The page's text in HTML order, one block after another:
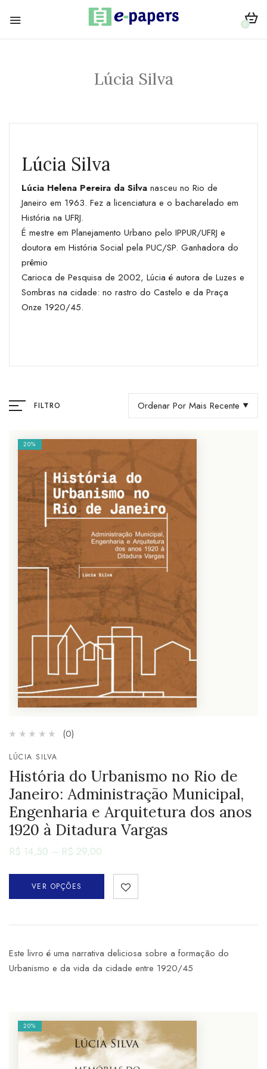
0
Lúcia Silva
Lúcia Silva
Lúcia Helena Pereira da Silva nasceu no Rio de
Janeiro em 1963. Fez a licenciatura e o bacharelado em
História na UFRJ.
É mestre em Planejamento Urbano pelo IPPUR/UFRJ e
doutora em História Social pela PUC/SP. Ganhadora do
prêmio
Carioca de Pesquisa de 2002, Lúcia é autora de Luzes e
Sombras na cidade: no rastro do Castelo e da Praça
Onze 1920/45.
FILTRO Ordenar Por Mais Recente
20%
(0)
LÚCIA SILVA
História do Urbanismo no Rio de
Janeiro: Administração Municipal,
Engenharia e Arquitetura dos anos
1920 à Ditadura Vargas
R$ 14,50 – R$ 29,00
VER OPÇÕES
Este livro é uma narrativa deliciosa sobre a formação do
Urbanismo e da vida da cidade entre 1920/45
20%